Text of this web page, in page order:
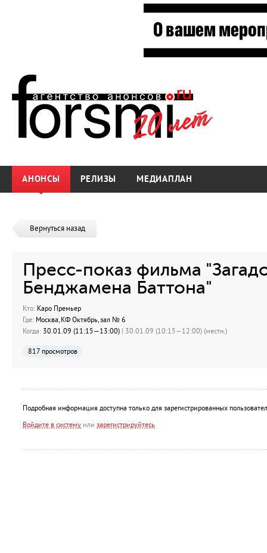
АНОНСЫ РЕЛИЗЫ МЕДИАПЛАН
Вернуться назад
Пресс-показ фильма
Бенджамена Баттона"
Кто: Каро Премьер
Где: Москва, КФ Октябрь, зал № 6
Когда: 30.01.09 (11:15—13:00) | 30.01.09 (10:15—12:00) (местн.)
817 просмотров
Подробная информация доступна только для зарегистрированных
Войдите в систему или зарегистрируйтесь